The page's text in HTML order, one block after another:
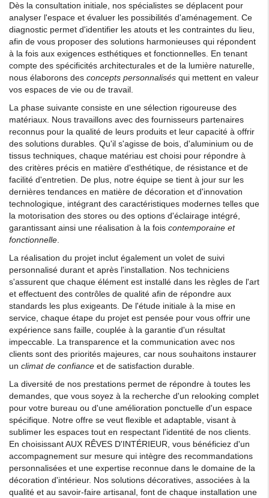
Dès la consultation initiale, nos spécialistes se déplacent pour
analyser l'espace et évaluer les possibilités d'aménagement. Ce
diagnostic permet d'identifier les atouts et les contraintes du lieu,
afin de vous proposer des solutions harmonieuses qui répondent
à la fois aux exigences esthétiques et fonctionnelles. En tenant
compte des spécificités architecturales et de la lumière naturelle,
nous élaborons des concepts personnalisés qui mettent en valeur
vos espaces de vie ou de travail.
La phase suivante consiste en une sélection rigoureuse des
matériaux. Nous travaillons avec des fournisseurs partenaires
reconnus pour la qualité de leurs produits et leur capacité à offrir
des solutions durables. Qu'il s'agisse de bois, d'aluminium ou de
tissus techniques, chaque matériau est choisi pour répondre à
des critères précis en matière d'esthétique, de résistance et de
facilité d'entretien. De plus, notre équipe se tient à jour sur les
dernières tendances en matière de décoration et d'innovation
technologique, intégrant des caractéristiques modernes telles que
la motorisation des stores ou des options d'éclairage intégré,
garantissant ainsi une réalisation à la fois contemporaine et
fonctionnelle.
La réalisation du projet inclut également un volet de suivi
personnalisé durant et après l'installation. Nos techniciens
s'assurent que chaque élément est installé dans les règles de l'art
et effectuent des contrôles de qualité afin de répondre aux
standards les plus exigeants. De l'étude initiale à la mise en
service, chaque étape du projet est pensée pour vous offrir une
expérience sans faille, couplée à la garantie d'un résultat
impeccable. La transparence et la communication avec nos
clients sont des priorités majeures, car nous souhaitons instaurer
un climat de confiance et de satisfaction durable.
La diversité de nos prestations permet de répondre à toutes les
demandes, que vous soyez à la recherche d'un relooking complet
pour votre bureau ou d'une amélioration ponctuelle d'un espace
spécifique. Notre offre se veut flexible et adaptable, visant à
sublimer les espaces tout en respectant l'identité de nos clients.
En choisissant AUX RÊVES D'INTÉRIEUR, vous bénéficiez d'un
accompagnement sur mesure qui intègre des recommandations
personnalisées et une expertise reconnue dans le domaine de la
décoration d'intérieur. Nos solutions décoratives, associées à la
qualité et au savoir-faire artisanal, font de chaque installation une